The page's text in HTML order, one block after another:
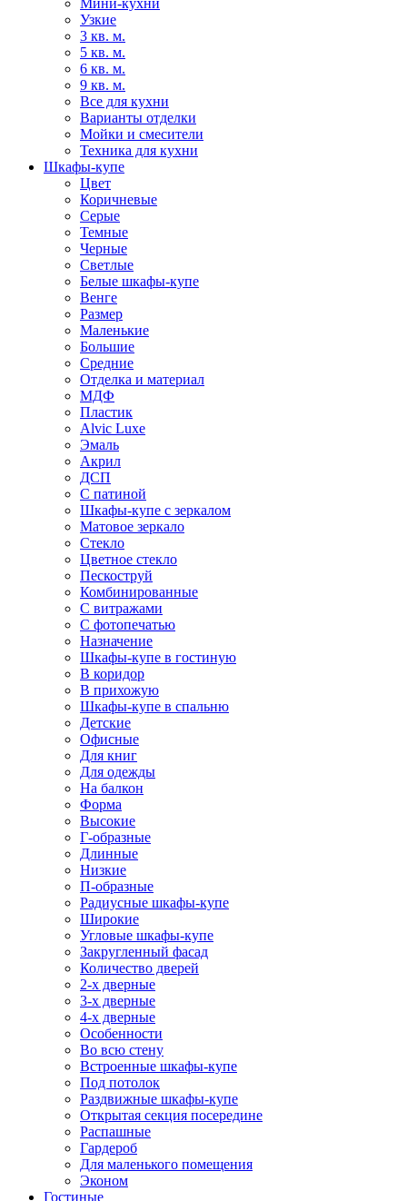
Мини-кухни
Узкие
3 кв. м.
5 кв. м.
6 кв. м.
9 кв. м.
Все для кухни
Варианты отделки
Мойки и смесители
Техника для кухни
Шкафы-купе
Цвет
Коричневые
Серые
Темные
Черные
Светлые
Белые шкафы-купе
Венге
Размер
Маленькие
Большие
Средние
Отделка и материал
МДФ
Пластик
Alvic Luxe
Эмаль
Акрил
ДСП
С патиной
Шкафы-купе с зеркалом
Матовое зеркало
Стекло
Цветное стекло
Пескоструй
Комбинированные
С витражами
С фотопечатью
Назначение
Шкафы-купе в гостиную
В коридор
В прихожую
Шкафы-купе в спальню
Детские
Офисные
Для книг
Для одежды
На балкон
Форма
Высокие
Г-образные
Длинные
Низкие
П-образные
Радиусные шкафы-купе
Широкие
Угловые шкафы-купе
Закругленный фасад
Количество дверей
2-х дверные
3-х дверные
4-х дверные
Особенности
Во всю стену
Встроенные шкафы-купе
Под потолок
Раздвижные шкафы-купе
Открытая секция посередине
Распашные
Гардероб
Для маленького помещения
Эконом
Гостиные